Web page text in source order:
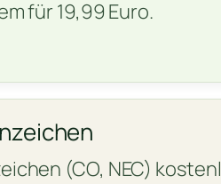
für 19,99 Euro.
(CO, NEC)